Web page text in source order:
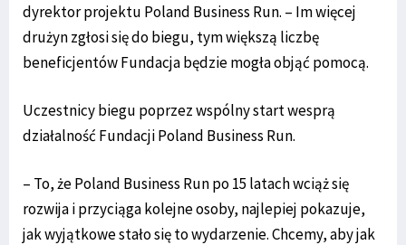
dyrektor projektu Poland Business Run. – Im więcej
drużyn zgłosi się do biegu, tym większą liczbę
beneficjentów Fundacja będzie mogła objąć pomocą.
Uczestnicy biegu poprzez wspólny start wesprą
działalność Fundacji Poland Business Run.
– To, że Poland Business Run po 15 latach wciąż się
rozwija i przyciąga kolejne osoby, najlepiej pokazuje,
jak wyjątkowe stało się to wydarzenie. Chcemy, aby jak